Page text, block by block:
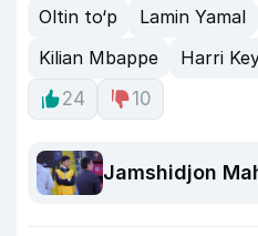
Oltin to‘p Lamin Yamal
Kilian Mbappe
Harri
24
10
Jamshidjon